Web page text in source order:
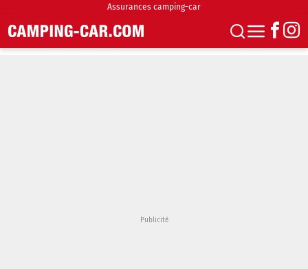
Assurances camping-car